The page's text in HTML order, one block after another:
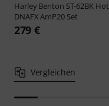
Harley Benton ST-62BK Hot
DNAFX AmP20 Set
279 €
Vergleichen